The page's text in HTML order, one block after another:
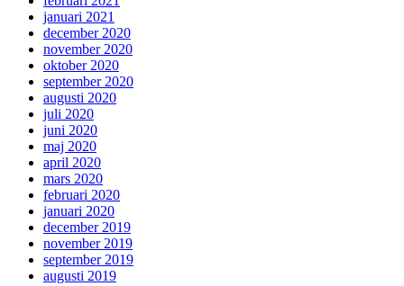
januari 2021
december 2020
november 2020
oktober 2020
september 2020
augusti 2020
juli 2020
juni 2020
maj 2020
april 2020
mars 2020
februari 2020
januari 2020
december 2019
november 2019
september 2019
augusti 2019